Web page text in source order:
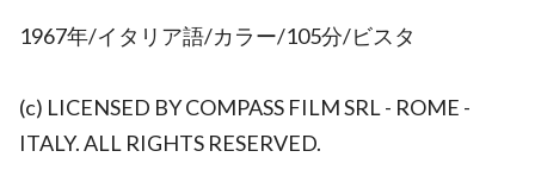
1967年/イタリア語/カラー/105分/ビスタ
(c) LICENSED BY COMPASS FILM SRL - ROME -
ITALY. ALL RIGHTS RESERVED.